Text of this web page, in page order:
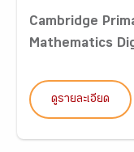
Cambridge
Mathematics
ดูรายละเอียด